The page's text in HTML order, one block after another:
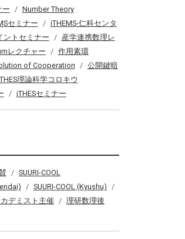
ー
Number Theory
セミナー
iTHEMS-仁科センタ
ントセミナー
産学連携数理レ
レクチャー
作用素環
of Cooperation
公開鍵暗
理論科学コロキウ
iTHESセミナー
SUURI-COOL
SUURI-COOL (Kyushu)
デミスト主催
理研数理後